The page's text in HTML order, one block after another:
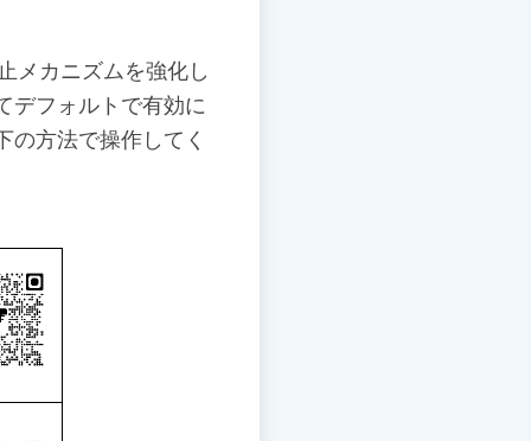
メカニズムを強化し
デフォルトで有効に
の方法で操作してく